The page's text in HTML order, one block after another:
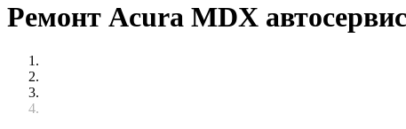
Ремонт Acura MDX